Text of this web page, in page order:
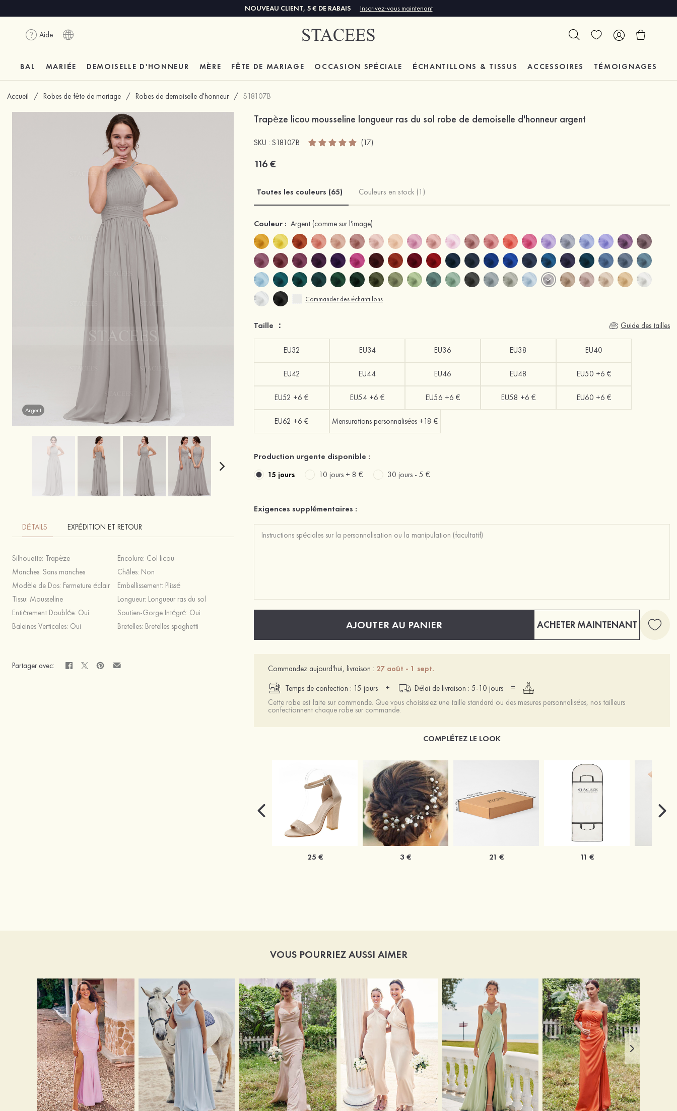
NOUVEAU CLIENT, 5 € DE RABAIS Inscrivez-vous maintenant
Aide
BAL MARIÉE DEMOISELLE D'HONNEUR MÈRE FÊTE DE MARIAGE OCCASION SPÉCIALE ÉCHANTILLONS & TISSUS ACCESSOIRES TÉMOIGNAGES
Accueil / Robes de fête de mariage / Robes de demoiselle d'honneur / S18107B
Argent
DÉTAILS EXPÉDITION ET RETOUR
Silhouette: Trapèze Encolure: Col licou
Manches: Sans manches Châles: Non
Modèle de Dos: Fermeture éclair Embellissement: Plissé
Tissu: Mousseline Longueur: Longueur ras du sol
Entièrement Doublée: Oui Soutien-Gorge Intégré: Oui
Baleines Verticales: Oui Bretelles: Bretelles spaghetti
Partager avec:
Trapèze licou mousseline longueur ras du sol robe de demoiselle d'honneur argent
SKU : S18107B (17)
116 €
Toutes les couleurs (65) Couleurs en stock (1)
Couleur : Argent (comme sur l'image)
Commander des échantillons
Taille ： Guide des tailles
EU32 EU34 EU36 EU38 EU40
EU42 EU44 EU46 EU48 EU50 +6 €
EU52 +6 € EU54 +6 € EU56 +6 € EU58 +6 € EU60 +6 €
EU62 +6 € Mensurations personnalisées +18 €
Production urgente disponible :
15 jours 10 jours + 8 € 30 jours - 5 €
Exigences supplémentaires :
AJOUTER AU PANIER ACHETER MAINTENANT
Commandez aujourd'hui, livraison : 27 août - 1 sept.
Temps de confection : 15 jours
+ Délai de livraison : 5-10 jours
=
Cette robe est faite sur commande. Que vous choisissiez une taille standard ou des mesures personnalisées, nos tailleurs
confectionnent chaque robe sur commande.
COMPLÉTEZ LE LOOK
25 € 3 € 21 € 11 €
VOUS POURRIEZ AUSSI AIMER